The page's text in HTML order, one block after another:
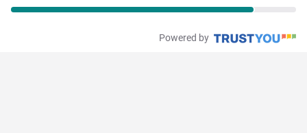
Powered by